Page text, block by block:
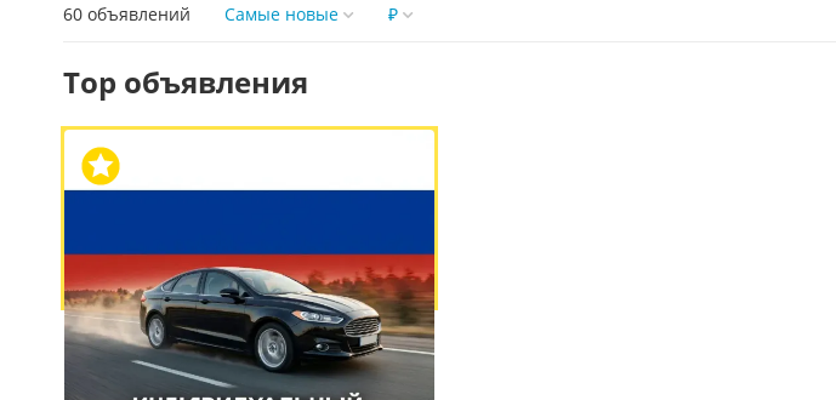
60 объявлений Самые новые ₽
Top объявления
Обычные объявления